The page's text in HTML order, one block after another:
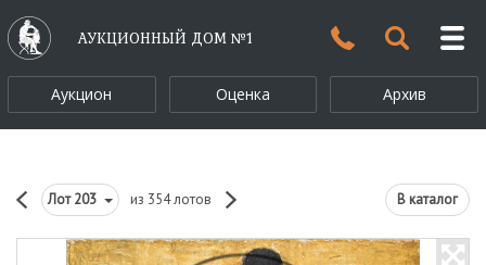
АУКЦИОННЫЙ ДОМ №1
Аукцион Оценка Архив
Лот203 из 354 лотов В каталог